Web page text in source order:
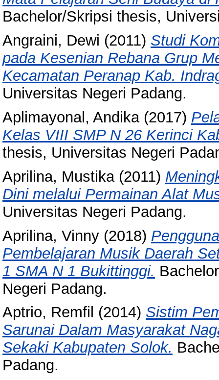
Bachelor/Skripsi thesis,
Angraini, Dewi (2011) Studi
pada Kesenian Rebana Grup
Kecamatan Peranap Kab.
Universitas Negeri Padang.
Aplimayonal, Andika(2017)
Kelas VIII SMP N 26 Kerinci
thesis, Universitas Negeri
Aprilina, Mustika(2011)
Dini melalui Permainan Alat
Universitas Negeri Padang.
Aprilina, Vinny (2018)
Pembelajaran Musik Daerah
1 SMA N 1 Bukittinggi.
Negeri Padang.
Aptrio, Remfil (2014) Sistim
Sarunai Dalam Masyarakat
Sekaki Kabupaten Solok.
Padang.